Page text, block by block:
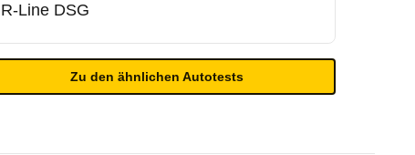
R-Line DSG
Zu den ähnlichen Autotests